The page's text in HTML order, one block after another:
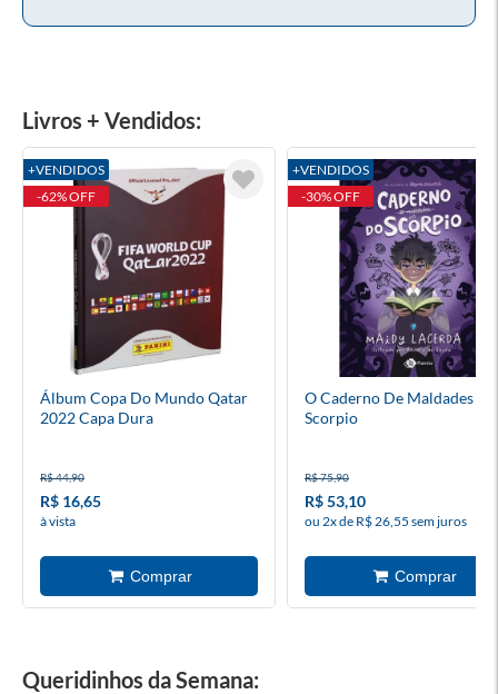
Livros + Vendidos:
+VENDIDOS
-62% OFF
Álbum Copa Do Mundo Qatar
2022 Capa Dura
R$ 44,90
R$ 16,65
à vista
+VENDIDOS
-30% OFF
O Caderno De Maldades Do
Scorpio
R$ 75,90
R$ 53,10
ou 2x de R$ 26,55 sem juros
Queridinhos da Semana: